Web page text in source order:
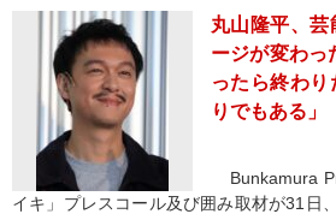
丸山隆平、芸
ージが変わ
ったら終わ
りでもある」
Bunkamura
イキ」プレスコール及び囲み取材が31日